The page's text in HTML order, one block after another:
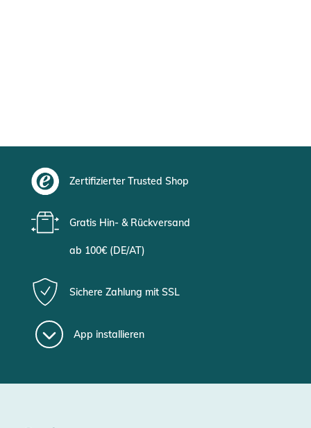
Zertifizierter Trusted Shop
Gratis Hin- & Rückversand
ab 100€ (DE/AT)
Sichere Zahlung mit SSL
App installieren